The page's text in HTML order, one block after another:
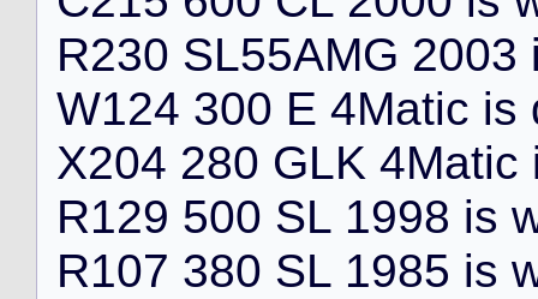
R230 SL55AMG 2003
W124 300 E 4Matic is
X204 280 GLK 4Matic
R129 500 SL 1998 is
R107 380 SL 1985 is